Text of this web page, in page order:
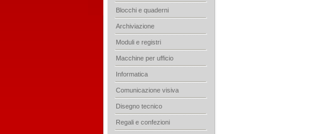
Blocchi e quaderni
Archiviazione
Moduli e registri
Macchine per ufficio
Informatica
Comunicazione visiva
Disegno tecnico
Regali e confezioni